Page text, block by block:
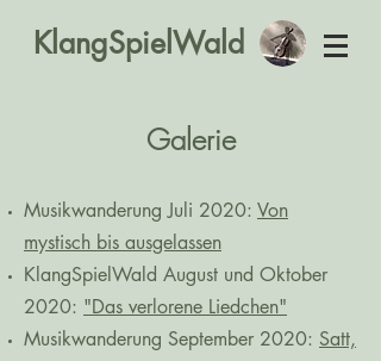
KlangSpielWald
Galerie
Musikwanderung Juli 2020: Von
mystisch bis ausgelassen
KlangSpielWald August und Oktober
2020: "Das verlorene Liedchen"
Musikwanderung September 2020: Satt,